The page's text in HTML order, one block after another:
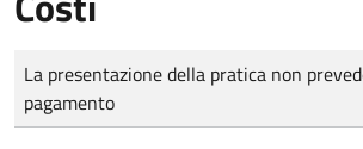
Tipo di pagamento
Importo
La presentazione della pratica non
pagamento